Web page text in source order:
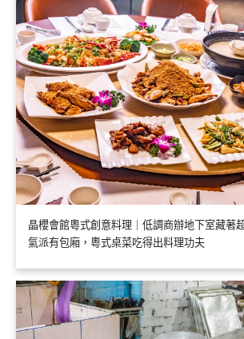
晶櫻會館粵式創意料理｜低調商辦地下室藏著
氣派有包廂，粵式桌菜吃得出料理功夫